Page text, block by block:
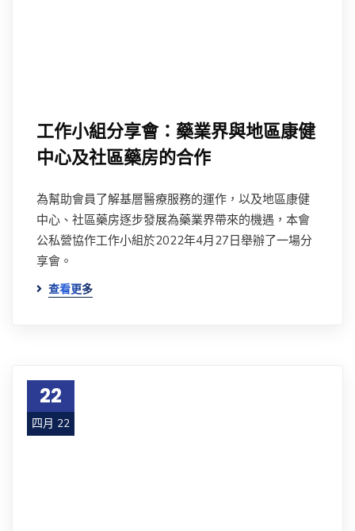
工作小組分享會：藥業界與地區康健
中心及社區藥房的合作
為幫助會員了解基層醫療服務的運作，以及地區康健
中心、社區藥房逐步發展為藥業界帶來的機遇，本會
公私營協作工作小組於2022年4月27日舉辦了一場分
享會。
查看更多
22
四月 22